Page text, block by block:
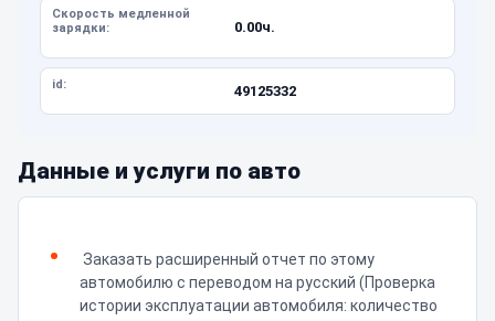
Скорость медленной
зарядки:
0.00ч.
id: 49125332
Данные и услуги по авто
Заказать расширенный отчет по этому
автомобилю с переводом на русский (Проверка
истории эксплуатации автомобиля: количество